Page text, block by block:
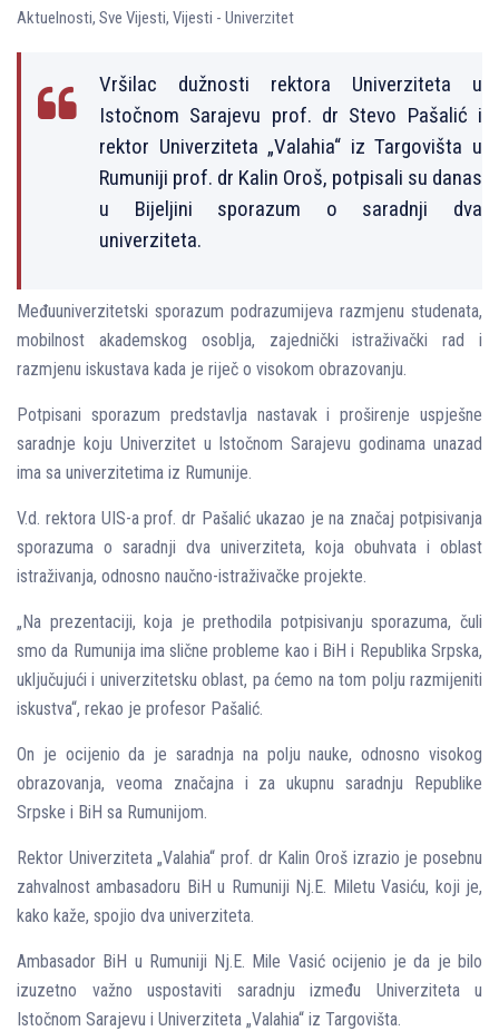
Aktuelnosti, Sve Vijesti, Vijesti - Univerzitet
Vršilac dužnosti rektora Univerziteta u
Istočnom Sarajevu prof. dr Stevo Pašalić i
rektor Univerziteta „Valahia“ iz Targovišta u
Rumuniji prof. dr Kalin Oroš, potpisali su danas
u Bijelјini sporazum o saradnji dva
univerziteta.
Međuuniverzitetski sporazum podrazumijeva razmjenu studenata,
mobilnost akademskog osoblјa, zajednički istraživački rad i
razmjenu iskustava kada je riječ o visokom obrazovanju.
Potpisani sporazum predstavlјa nastavak i proširenje uspješne
saradnje koju Univerzitet u Istočnom Sarajevu godinama unazad
ima sa univerzitetima iz Rumunije.
V.d. rektora UIS-a prof. dr Pašalić ukazao je na značaj potpisivanja
sporazuma o saradnji dva univerziteta, koja obuhvata i oblast
istraživanja, odnosno naučno-istraživačke projekte.
„Na prezentaciji, koja je prethodila potpisivanju sporazuma, čuli
smo da Rumunija ima slične probleme kao i BiH i Republika Srpska,
uklјučujući i univerzitetsku oblast, pa ćemo na tom polјu razmijeniti
iskustva“, rekao je profesor Pašalić.
On je ocijenio da je saradnja na polјu nauke, odnosno visokog
obrazovanja, veoma značajna i za ukupnu saradnju Republike
Srpske i BiH sa Rumunijom.
Rektor Univerziteta „Valahia“ prof. dr Kalin Oroš izrazio je posebnu
zahvalnost ambasadoru BiH u Rumuniji Nј.E. Miletu Vasiću, koji je,
kako kaže, spojio dva univerziteta.
Ambasador BiH u Rumuniji Nј.E. Mile Vasić ocijenio je da je bilo
izuzetno važno uspostaviti saradnju između Univerziteta u
Istočnom Sarajevu i Univerziteta „Valahia“ iz Targovišta.